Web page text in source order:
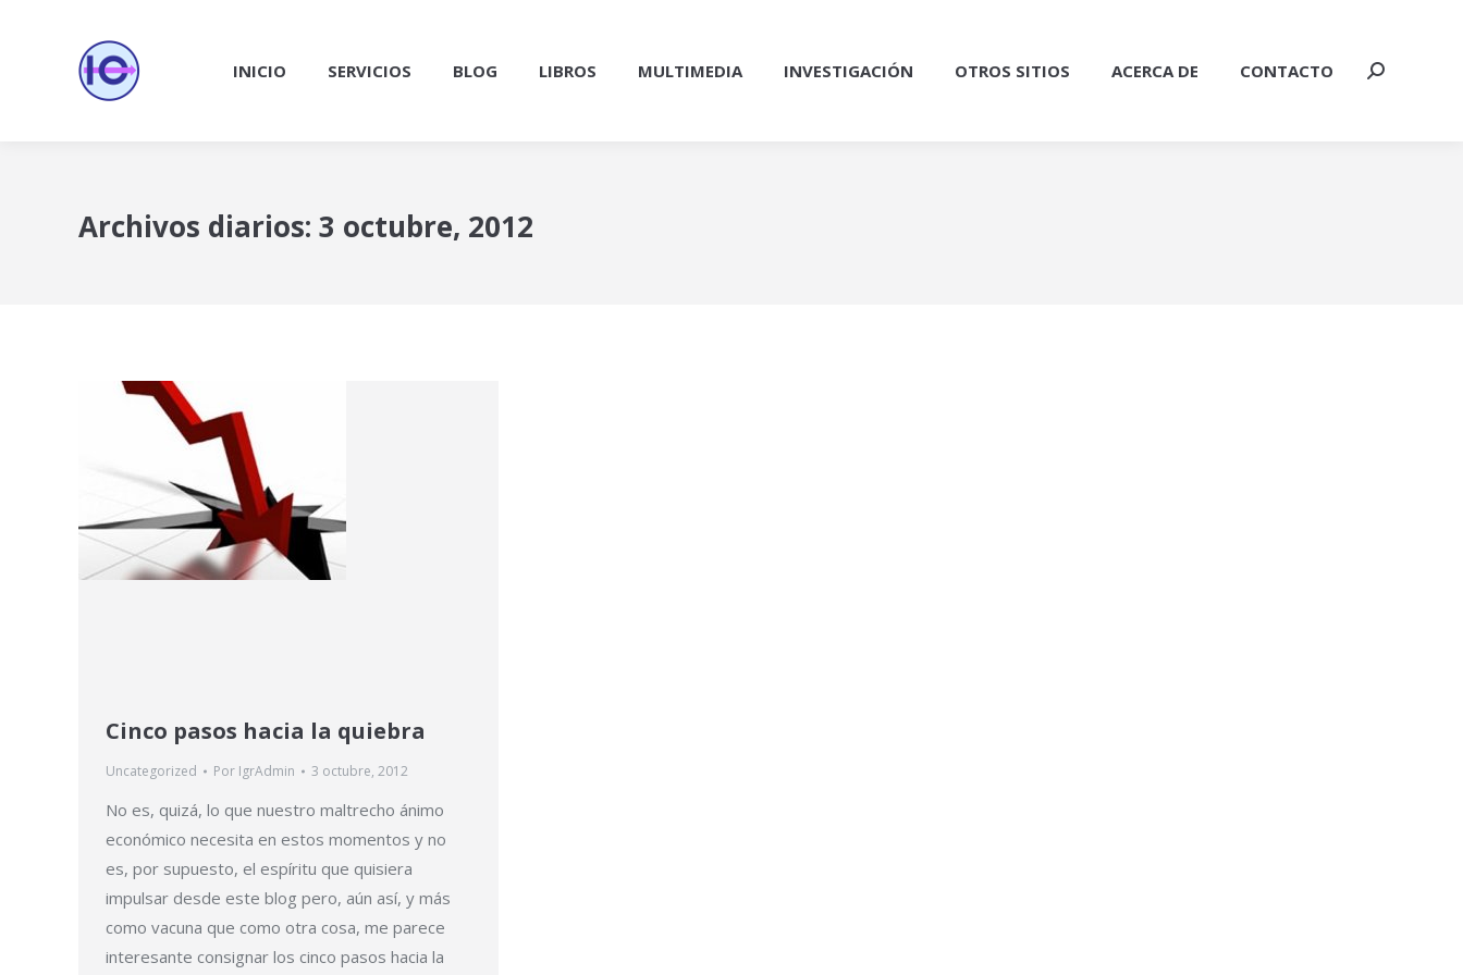
INICIO SERVICIOS BLOG LIBROS MULTIMEDIA INVESTIGACIÓN OTROS SITIOS ACERCA DE CONTACTO Buscar:
Archivos diarios: 3 octubre, 2012
Cinco pasos hacia la quiebra
Uncategorized Por IgrAdmin 3 octubre, 2012
No es, quizá, lo que nuestro maltrecho ánimo
económico necesita en estos momentos y no
es, por supuesto, el espíritu que quisiera
impulsar desde este blog pero, aún así, y más
como vacuna que como otra cosa, me parece
interesante consignar los cinco pasos hacia la